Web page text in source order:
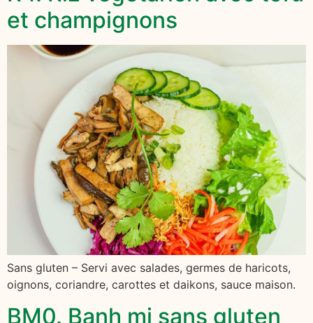
et champignons
Sans gluten – Servi avec salades, germes de haricots,
oignons, coriandre, carottes et daikons, sauce maison.
BM0. Banh mi sans gluten